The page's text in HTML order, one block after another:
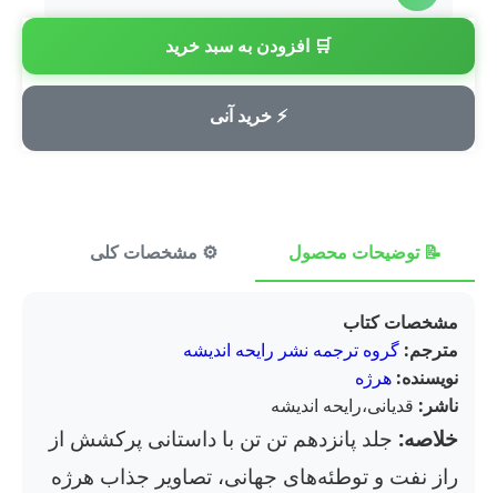
🛒 افزودن به سبد خرید
⚡ خرید آنی
💳 پرداخت امن
📝 توضیحات محصول ⚙️ مشخصات کلی
مشخصات کتاب
مترجم: گروه ترجمه نشر رایحه اندیشه
نویسنده: هرژه
ناشر: قدیانی،رایحه اندیشه
خلاصه: جلد پانزدهم تن تن با داستانی پرکشش از
راز نفت و توطئه‌های جهانی، تصاویر جذاب هرژه